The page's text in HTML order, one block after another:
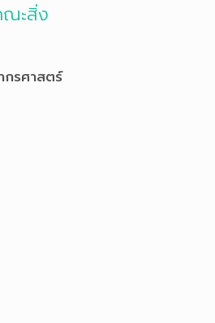
ณะสิ่ง
กรศาสตร์